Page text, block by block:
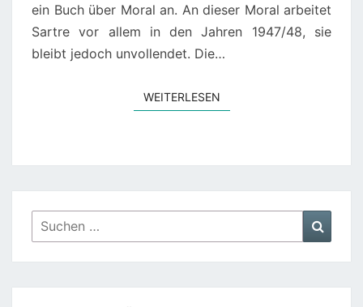
ein Buch über Moral an. An dieser Moral arbeitet
Sartre vor allem in den Jahren 1947/48, sie
bleibt jedoch unvollendet. Die…
WEITERLESENWEITERLESEN
Suchen
nach: